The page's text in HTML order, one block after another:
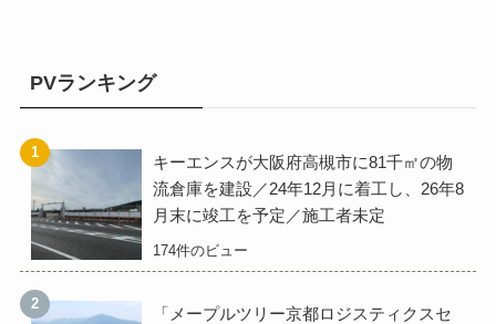
PVランキング
キーエンスが大阪府高槻市に81千㎡の物
流倉庫を建設／24年12月に着工し、26年8
月末に竣工を予定／施工者未定
174件のビュー
「メープルツリー京都ロジスティクスセ